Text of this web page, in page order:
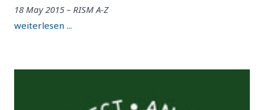
18 May 2015 – RISM A-Z
weiterlesen ...